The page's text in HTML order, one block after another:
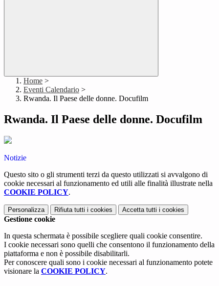
Home >
Eventi Calendario >
Rwanda. Il Paese delle donne. Docufilm
Rwanda. Il Paese delle donne. Docufilm
Notizie
Questo sito o gli strumenti terzi da questo utilizzati si avvalgono di
cookie necessari al funzionamento ed utili alle finalità illustrate nella
COOKIE POLICY.
Personalizza Rifiuta tutti i cookies Accetta tutti i cookies
Gestione cookie
In questa schermata è possibile scegliere quali cookie consentire.
I cookie necessari sono quelli che consentono il funzionamento della
piattaforma e non è possibile disabilitarli.
Per conoscere quali sono i cookie necessari al funzionamento potete
visionare la COOKIE POLICY.